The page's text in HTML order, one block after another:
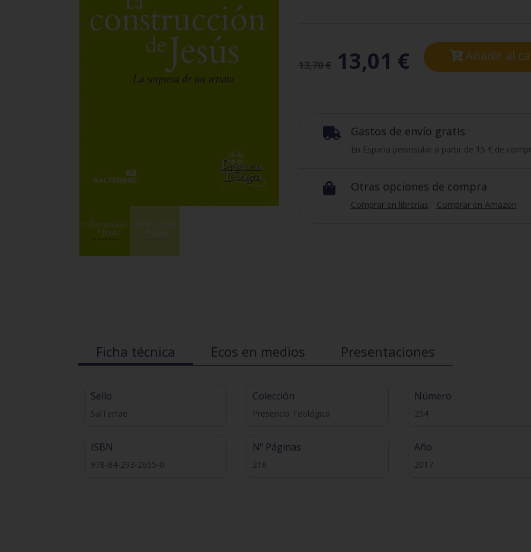
13,70€ 13,01 € Añadir al
 Gastos de envío gratis
En España peninsular a partir de 15 € de
 Otras opciones de compra
Comprar en librerías Comprar en Amazon
Ficha técnica Ecos en medios Presentaciones
Sello
SalTerrae
ISBN
978-84-293-2655-0
Colección
Presencia Teológica
Nº Páginas
216
Número
254
Año
2017